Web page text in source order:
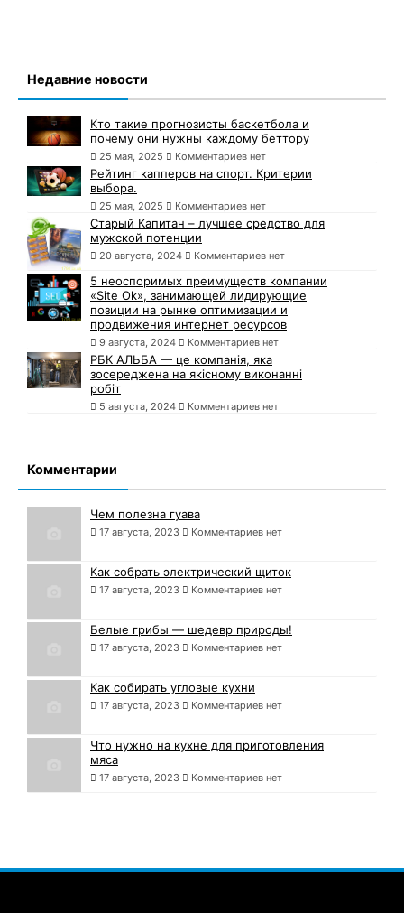
Недавние новости
Кто такие прогнозисты баскетбола и
почему они нужны каждому беттору
25 мая, 2025 Комментариев нет
Рейтинг капперов на спорт. Критерии
выбора.
25 мая, 2025 Комментариев нет
Старый Капитан – лучшее средство для
мужской потенции
20 августа, 2024 Комментариев нет
5 неоспоримых преимуществ компании
«Site Ok», занимающей лидирующие
позиции на рынке оптимизации и
продвижения интернет ресурсов
9 августа, 2024 Комментариев нет
РБК АЛЬБА — це компанія, яка
зосереджена на якісному виконанні
робіт
5 августа, 2024 Комментариев нет
Комментарии
Чем полезна гуава
17 августа, 2023 Комментариев нет
Как собрать электрический щиток
17 августа, 2023 Комментариев нет
Белые грибы — шедевр природы!
17 августа, 2023 Комментариев нет
Как собирать угловые кухни
17 августа, 2023 Комментариев нет
Что нужно на кухне для приготовления
мяса
17 августа, 2023 Комментариев нет